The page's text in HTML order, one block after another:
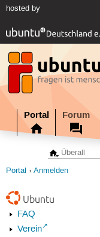
hosted by
Portal Forum
Portal Anmelden
Ubuntu
FAQ
Verein